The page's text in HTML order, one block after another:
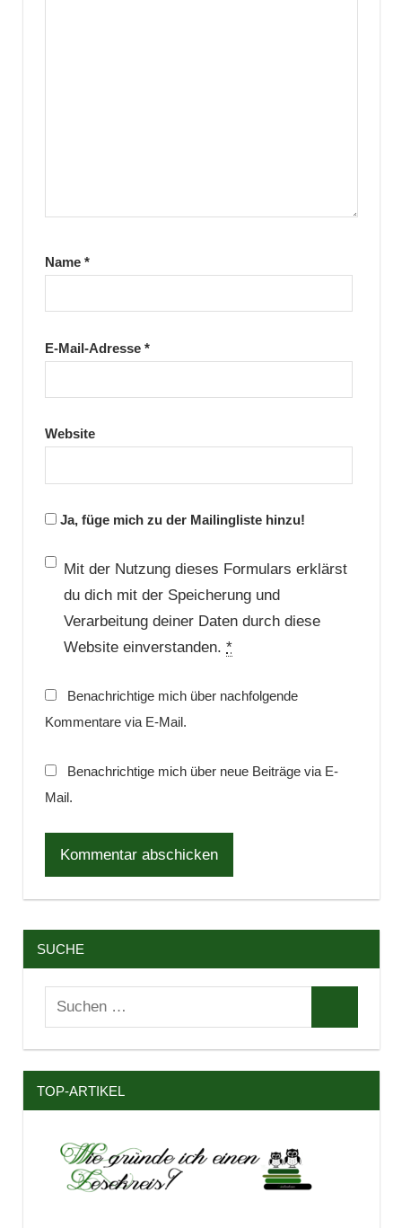
Name *
E-Mail-Adresse *
Website
Ja, füge mich zu der Mailingliste hinzu!
Mit der Nutzung dieses Formulars erklärst
du dich mit der Speicherung und
Verarbeitung deiner Daten durch diese
Website einverstanden. *
Benachrichtige mich über nachfolgende
Kommentare via E-Mail.
Benachrichtige mich über neue Beiträge via E-
Mail.
SUCHE
Suchen
nach:
TOP-ARTIKEL